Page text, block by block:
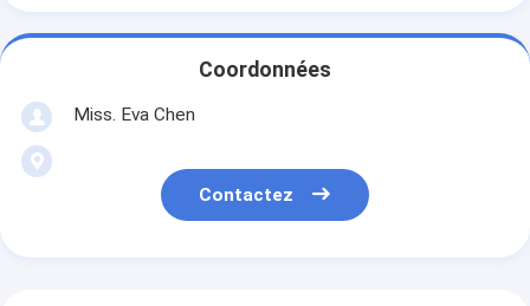
Coordonnées
Miss. Eva Chen
Contactez